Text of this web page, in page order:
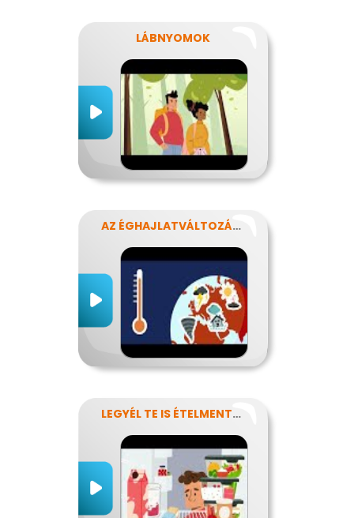
LÁBNYOMOK
AZ ÉGHAJLATVÁLTOZÁS HATÁSA AZ ÉLELMISZER-ELLÁTÁSRA
LEGYÉL TE IS ÉTELMENTŐ!